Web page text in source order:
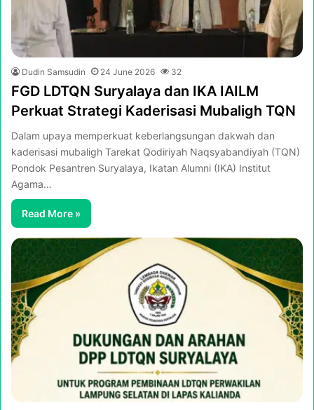
Dudin Samsudin 24 June 2026 32
FGD LDTQN Suryalaya dan IKA IAILM
Perkuat Strategi Kaderisasi Mubaligh TQN
Dalam upaya memperkuat keberlangsungan dakwah dan
kaderisasi mubaligh Tarekat Qodiriyah Naqsyabandiyah (TQN)
Pondok Pesantren Suryalaya, Ikatan Alumni (IKA) Institut
Agama…
Read More »